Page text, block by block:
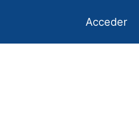
Acceder